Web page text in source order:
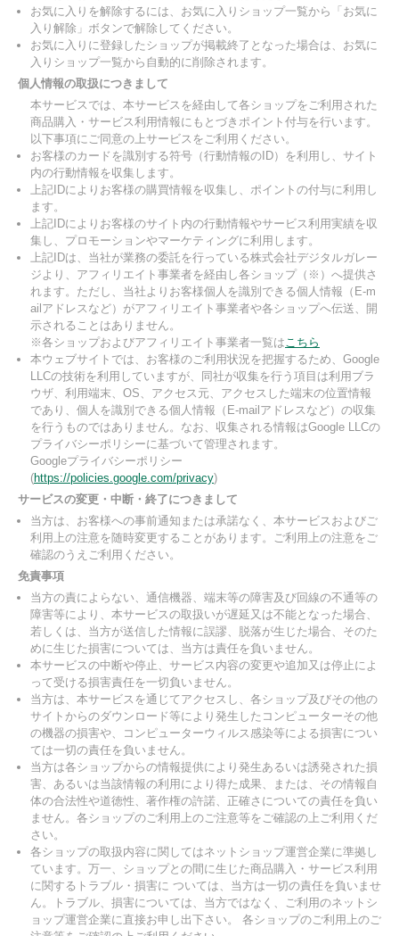
お気に入りを解除するには、お気に入りショップ一覧から「お気に
入り解除」ボタンで解除してください。
お気に入りに登録したショップが掲載終了となった場合は、お気に
入りショップ一覧から自動的に削除されます。
個人情報の取扱につきまして
本サービスでは、本サービスを経由して各ショップをご利用された
商品購入・サービス利用情報にもとづきポイント付与を行います。
以下事項にご同意の上サービスをご利用ください。
お客様のカードを識別する符号（行動情報のID）を利用し、サイト
内の行動情報を収集します。
上記IDによりお客様の購買情報を収集し、ポイントの付与に利用し
ます。
上記IDによりお客様のサイト内の行動情報やサービス利用実績を収
集し、プロモーションやマーケティングに利用します。
上記IDは、当社が業務の委託を行っている株式会社デジタルガレー
ジより、アフィリエイト事業者を経由し各ショップ（※）へ提供さ
れます。ただし、当社よりお客様個人を識別できる個人情報（E-m
ailアドレスなど）がアフィリエイト事業者や各ショップへ伝送、開
示されることはありません。
※各ショップおよびアフィリエイト事業者一覧はこちら
本ウェブサイトでは、お客様のご利用状況を把握するため、Google
LLCの技術を利用していますが、同社が収集を行う項目は利用ブラ
ウザ、利用端末、OS、アクセス元、アクセスした端末の位置情報
であり、個人を識別できる個人情報（E-mailアドレスなど）の収集
を行うものではありません。なお、収集される情報はGoogle LLCの
プライバシーポリシーに基づいて管理されます。
Googleプライバシーポリシー
(https://policies.google.com/privacy)
サービスの変更・中断・終了につきまして
当方は、お客様への事前通知または承諾なく、本サービスおよびご
利用上の注意を随時変更することがあります。ご利用上の注意をご
確認のうえご利用ください。
免責事項
当方の責によらない、通信機器、端末等の障害及び回線の不通等の
障害等により、本サービスの取扱いが遅延又は不能となった場合、
若しくは、当方が送信した情報に誤謬、脱落が生じた場合、そのた
めに生じた損害については、当方は責任を負いません。
本サービスの中断や停止、サービス内容の変更や追加又は停止によ
って受ける損害責任を一切負いません。
当方は、本サービスを通じてアクセスし、各ショップ及びその他の
サイトからのダウンロード等により発生したコンピューターその他
の機器の損害や、コンピューターウィルス感染等による損害につい
ては一切の責任を負いません。
当方は各ショップからの情報提供により発生あるいは誘発された損
害、あるいは当該情報の利用により得た成果、または、その情報自
体の合法性や道徳性、著作権の許諾、正確さについての責任を負い
ません。各ショップのご利用上のご注意等をご確認の上ご利用くだ
さい。
各ショップの取扱内容に関してはネットショップ運営企業に準拠し
ています。万一、ショップとの間に生じた商品購入・サービス利用
に関するトラブル・損害に ついては、当方は一切の責任を負いませ
ん。トラブル、損害については、当方ではなく、ご利用のネットシ
ョップ運営企業に直接お申し出下さい。 各ショップのご利用上のご